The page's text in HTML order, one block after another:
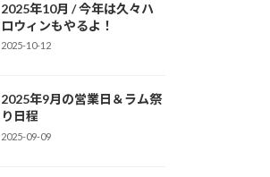
2025年10月 / 今年は久々ハ
ロウィンもやるよ！
2025-10-12
2025年9月の営業日＆ラム祭
り日程
2025-09-09